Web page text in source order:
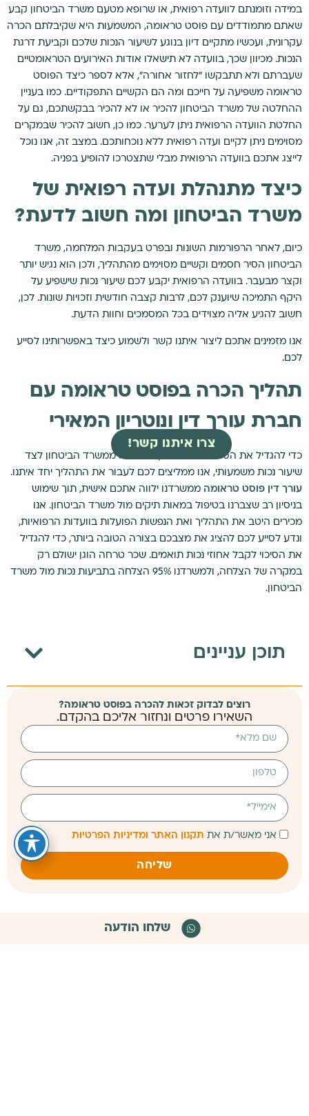
צרו איתנו קשר!
תוכן עניינים
רוצים לבדוק זכאות להכרה בפוסט טראומה?
השאירו פרטים ונחזור אליכם בהקדם.
אני מאשר/ת את תקנון האתר ומדיניות הפרטיות
שליחה
במידה וזומנתם לוועדה רפואית, או שרופא מטעם משרד הביטחון קבע
שאתם מתמודדים עם פוסט טראומה, המשמעות היא שקיבלתם הכרה
עקרונית, ועכשיו מתקיים דיון בנוגע לשיעור הנכות שלכם וקביעת דרגת
הנכות. מכיוון שכך, בוועדה לא תישאלו אודות האירועים הטראומטיים
שעברתם ולא תתבקשו "לחזור אחורה", אלא לספר כיצד הפוסט
טראומה משפיעה על חייכם ומה הם הקשיים התפקודיים. כמו בעניין
ההחלטה של משרד הביטחון להכיר או לא להכיר בבקשתכם, גם על
החלטת הוועדה הרפואית ניתן לערער. כמו כן, חשוב להכיר שבמקרים
מסוימים ניתן לקיים ועדה רפואית ללא נוכחותכם. במצב זה, אנו נוכל
לייצג אתכם בוועדה הרפואית מבלי שתצטרכו להופיע בפניה.
כיצד מתנהלת ועדה רפואית של
משרד הביטחון ומה חשוב לדעת?
כיום, לאחר הרפורמות השונות ובפרט בעקבות המלחמה, משרד
הביטחון הסיר חסמים וקשיים מסוימים מהתהליך, ולכן הוא נגיש יותר
וקצר מבעבר. בוועדה הרפואית יקבע לכם שיעור נכות שישפיע על
היקף התמיכה שיוענק לכם, לרבות קצבה חודשית וזכויות שונות. לכן,
חשוב להגיע אליה מצוידים בכל המסמכים וחוות הדעת.
אנו מזמינים אתכם ליצור איתנו קשר ולשמוע כיצד באפשרותינו לסייע
לכם.
תהליך הכרה בפוסט טראומה עם
חברת עורך דין ונוטריון המאירי
כדי להגדיל את הסיכויים שלכם לקבל הכרה ממשרד הביטחון לצד
שיעור נכות משמעותי, אנו ממליצים לכם לעבור את התהליך יחד איתנו.
עורך דין פוסט טראומה ממשרדנו ילווה אתכם אישית, תוך שימוש
בניסיון רב שצברנו בטיפול במאות תיקים מול משרד הביטחון. אנו
מכירים היטב את התהליך ואת הנפשות הפועלות בוועדות הרפואיות,
ונדע לסייע לכם להציג את מצבכם בצורה הטובה ביותר, כדי להגדיל
את הסיכוי לקבל אחוזי נכות תואמים. שכר טרחה הוגן ישולם רק
במקרה של הצלחה, ולמשרדנו 95% הצלחה בתביעות נכות מול משרד
הביטחון.
שלחו הודעה